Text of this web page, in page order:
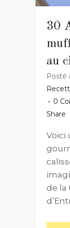
30
au
Posté
0
Share
Voici
de la